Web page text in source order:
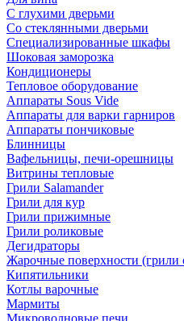
С глухими дверьми
Со стеклянными дверьми
Специализированные шкафы
Шоковая заморозка
Кондиционеры
Тепловое оборудование
Аппараты Sous Vide
Аппараты для варки гарниров
Аппараты пончиковые
Блинницы
Вафельницы, печи-орешницы
Витрины тепловые
Грили Salamander
Грили для кур
Грили прижимные
Грили роликовые
Дегидраторы
Жарочные поверхности (грили
Кипятильники
Котлы варочные
Мармиты
Микроволновые печи